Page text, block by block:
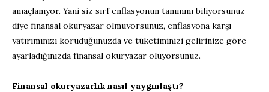
amaçlanıyor. Yani siz sırf enflasyonun tanımını biliyorsunuz
diye finansal okuryazar olmuyorsunuz, enflasyona karşı
yatırımınızı koruduğunuzda ve tüketiminizi gelirinize göre
ayarladığınızda finansal okuryazar oluyorsunuz.
Finansal okuryazarlık nasıl yaygınlaştı?